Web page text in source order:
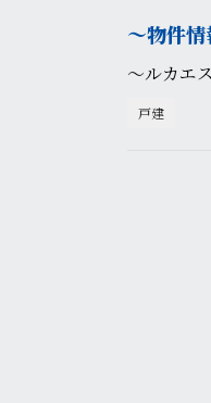
〜物件情
〜ルカエ
戸建